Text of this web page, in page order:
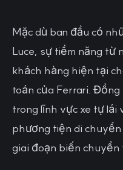
Mặc dù ban đầu có
Luce, sự tiềm năng từ
khách hàng hiện tại
toán của Ferrari.
trong lĩnh vực xe tự lái
phương tiện di
giai đoạn biến